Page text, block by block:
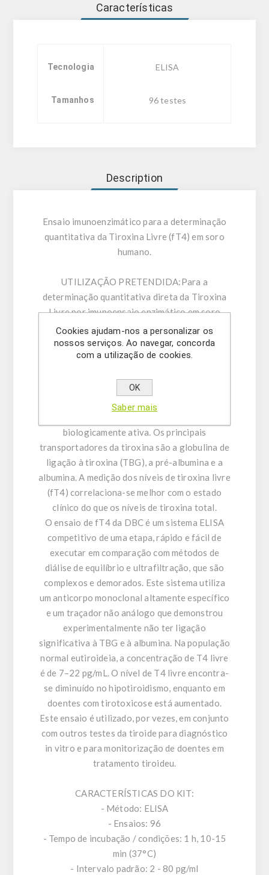
Características
Tecnologia ELISA
Tamanhos 96 testes
Description
Ensaio imunoenzimático para a determinação
quantitativa da Tiroxina Livre (fT4) em soro
humano.
UTILIZAÇÃO PRETENDIDA:Para a
determinação quantitativa direta da Tiroxina
Livre por imunoensaio enzimático em soro
humano.
INFORMAÇÃO GERAL:A tiroxina (T4), a
quase totalmente ligada a proteínas
transportadoras. No entanto, apenas a fração
biologicamente ativa. Os principais
transportadores da tiroxina são a globulina de
ligação à tiroxina (TBG), a pré-albumina e a
albumina. A medição dos níveis de tiroxina livre
(fT4) correlaciona-se melhor com o estado
clínico do que os níveis de tiroxina total.
O ensaio de fT4 da DBC é um sistema ELISA
competitivo de uma etapa, rápido e fácil de
executar em comparação com métodos de
diálise de equilíbrio e ultrafiltração, que são
complexos e demorados. Este sistema utiliza
um anticorpo monoclonal altamente específico
e um traçador não análogo que demonstrou
experimentalmente não ter ligação
significativa à TBG e à albumina. Na população
normal eutiroideia, a concentração de T4 livre
é de 7–22 pg/mL. O nível de T4 livre encontra-
se diminuído no hipotiroidismo, enquanto em
doentes com tirotoxicose está aumentado.
Este ensaio é utilizado, por vezes, em conjunto
com outros testes da tiroide para diagnóstico
in vitro e para monitorização de doentes em
tratamento tiroideu.
CARACTERÍSTICAS DO KIT:
- Método: ELISA
- Ensaios: 96
- Tempo de incubação / condições: 1 h, 10-15
min (37°C)
- Intervalo padrão: 2 - 80 pg/ml
Cookies ajudam-nos a personalizar os
nossos serviços. Ao navegar, concorda
com a utilização de cookies.
OK
Saber mais